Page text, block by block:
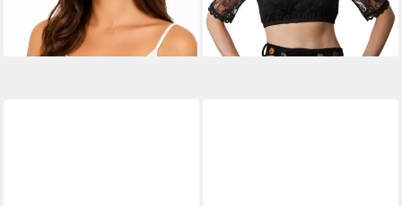
lieferbar - in 2-3 Werktagen bei dir
+2
Blumenspitze, blickdichte
Front, Borte an Hals und
Ärmeln
21,99 €
lieferbar - in 2-3 Werktagen bei dir